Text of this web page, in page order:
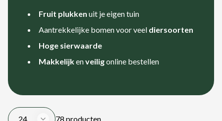
Fruit plukken uit je eigen tuin
Aantrekkelijke bomen voor veel diersoorten
Hoge sierwaarde
Makkelijkenveiligonline bestellen
24 78 producten